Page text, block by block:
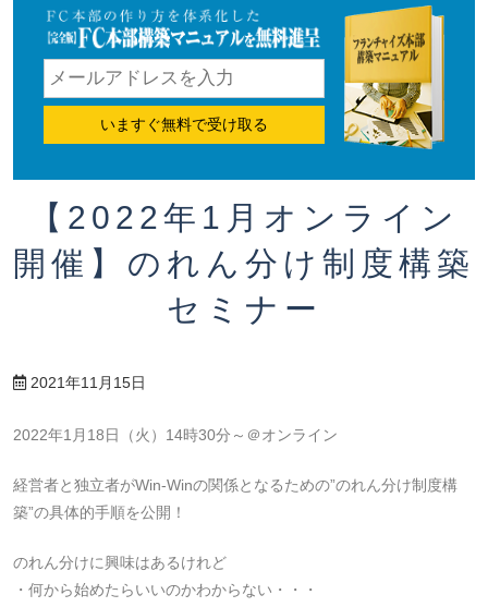
いますぐ無料で受け取る
【2022年1月オンライン
開催】のれん分け制度構築
セミナー
2021年11月15日
2022年1月18日（火）14時30分～＠オンライン
経営者と独立者がWin-Winの関係となるための”のれん分け制度構
築”の具体的手順を公開！
のれん分けに興味はあるけれど
・何から始めたらいいのかわからない・・・